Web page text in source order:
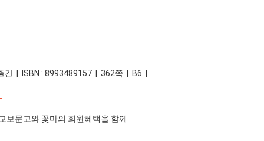
간 | ISBN : 8993489157 | 362쪽 | B6 |
보문고와 꽃마의 회원혜택을 함께